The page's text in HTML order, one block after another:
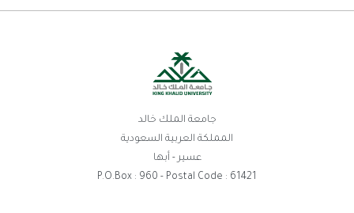
جامعة الملك خالد
المملكة العربية السعودية
عسير - أبها
P.O.Box : 960 - Postal Code : 61421